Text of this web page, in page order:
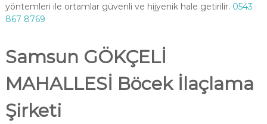
yöntemleri ile ortamlar güvenli ve hijyenik hale getirilir. 0543
867 8769
Samsun GÖKÇELİ
MAHALLESİ Böcek İlaçlama
Şirketi